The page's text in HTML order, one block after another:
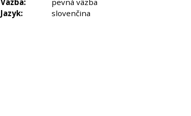
Väzba:
pevná väzba
Jazyk:
slovenčina